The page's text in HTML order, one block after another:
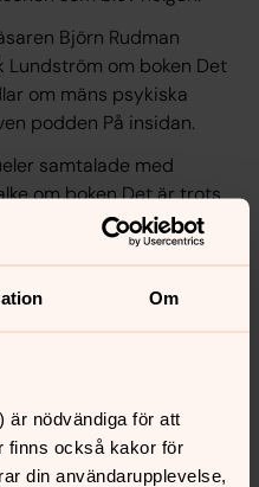
Om
är nödvändiga för att
finns också kakor för
din användarupplevelse,
Björn Rudman
Lundström om boken Det
om mäns psykiska
podden På insidan.
samtalade med
om bokenDet är trots
om de dolda processerna
med Marie Bjerle om
2026.